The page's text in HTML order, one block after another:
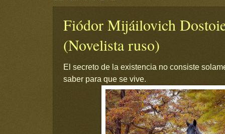
Fiódor Mijáilovich
(Novelista ruso)
El secreto de la existencia no consiste
saber para que se vive.